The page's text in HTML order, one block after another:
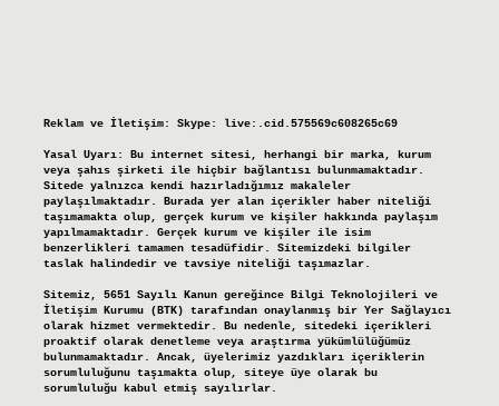
Reklam ve İletişim: Skype: live:.cid.575569c608265c69
Yasal Uyarı:
Bu internet sitesi, herhangi bir marka, kurum
veya şahıs şirketi ile hiçbir bağlantısı bulunmamaktadır.
Sitede yalnızca kendi hazırladığımız makaleler
paylaşılmaktadır. Burada yer alan içerikler haber niteliği
taşımamakta olup, gerçek kurum ve kişiler hakkında paylaşım
yapılmamaktadır. Gerçek kurum ve kişiler ile isim
benzerlikleri tamamen tesadüfidir. Sitemizdeki bilgiler
taslak halindedir ve tavsiye niteliği taşımazlar.
Sitemiz, 5651 Sayılı Kanun gereğince Bilgi Teknolojileri ve
İletişim Kurumu (BTK) tarafından onaylanmış bir Yer Sağlayıcı
olarak hizmet vermektedir. Bu nedenle, sitedeki içerikleri
proaktif olarak denetleme veya araştırma yükümlülüğümüz
bulunmamaktadır. Ancak, üyelerimiz yazdıkları içeriklerin
sorumluluğunu taşımakta olup, siteye üye olarak bu
sorumluluğu kabul etmiş sayılırlar.